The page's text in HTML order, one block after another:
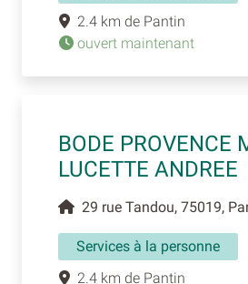
2.4 km de Pantin
ouvert maintenant
BODE PROVENCE
LUCETTE ANDREE
29 rue Tandou, 75019,
Services à la personne
2.4 km de Pantin